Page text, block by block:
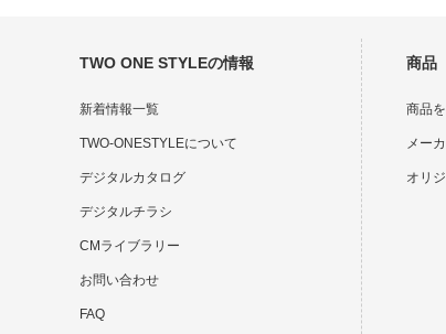
TWO ONE STYLEの情報
新着情報一覧
TWO-ONESTYLEについて
デジタルカタログ
デジタルチラシ
CMライブラリー
お問い合わせ
FAQ
商品
商品
メー
オリ